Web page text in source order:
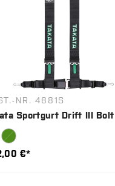
NR. 4881S
Sportgurt Drift III Bolt
€*